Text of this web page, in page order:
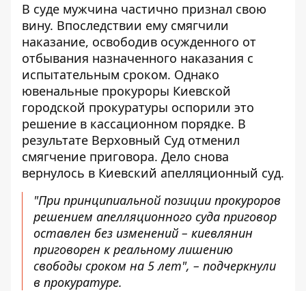
В суде мужчина частично признал свою
вину. Впоследствии ему смягчили
наказание, освободив осужденного от
отбывания назначенного наказания с
испытательным сроком. Однако
ювенальные прокуроры Киевской
городской прокуратуры оспорили это
решение в кассационном порядке. В
результате Верховный Суд отменил
смягчение приговора. Дело снова
вернулось в Киевский апелляционный суд.
"При принципиальной позиции прокуроров
решением апелляционного суда приговор
оставлен без изменений – киевлянин
приговорен к реальному лишению
свободы сроком на 5 лет", – подчеркнули
в прокуратуре.